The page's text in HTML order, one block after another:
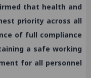
that health and
priority across all
of full compliance
a safe working
for all personnel.